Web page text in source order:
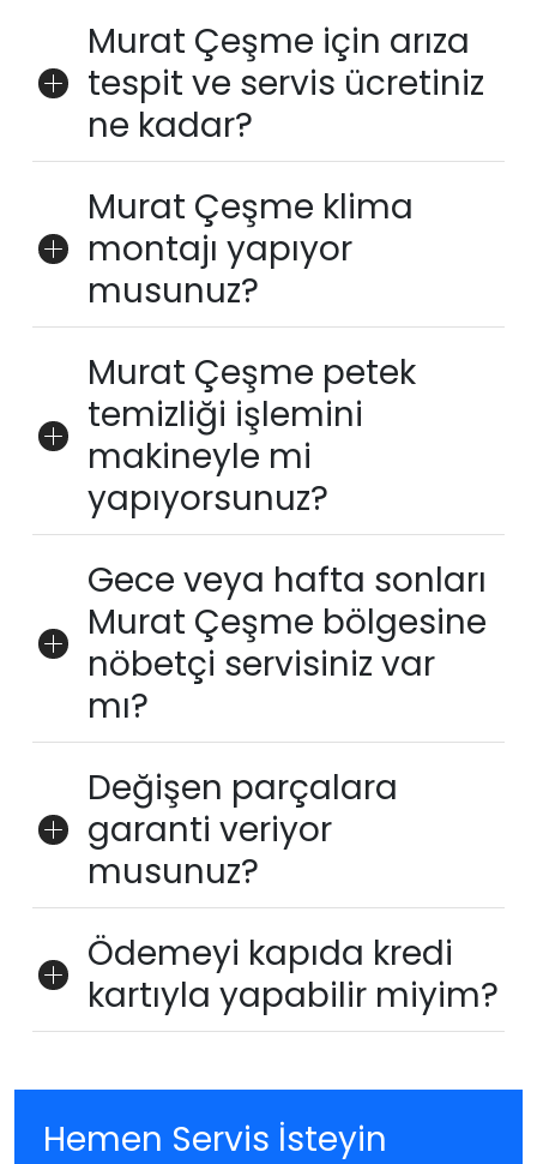
Murat Çeşme için arıza
tespit ve servis ücretiniz
ne kadar?
Murat Çeşme klima
montajı yapıyor
musunuz?
Murat Çeşme petek
temizliği işlemini
makineyle mi
yapıyorsunuz?
Gece veya hafta sonları
Murat Çeşme bölgesine
nöbetçi servisiniz var
mı?
Değişen parçalara
garanti veriyor
musunuz?
Ödemeyi kapıda kredi
kartıyla yapabilir miyim?
Hemen Servis İsteyin